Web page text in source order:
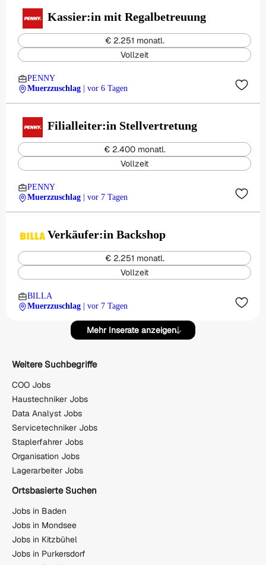
Kassier:in mit Regalbetreuung
€ 2.251 monatl.
Vollzeit
PENNY
Muerzzuschlag
| vor 6 Tagen
Filialleiter:in Stellvertretung
€ 2.400 monatl.
Vollzeit
PENNY
Muerzzuschlag
| vor 7 Tagen
Verkäufer:in Backshop
€ 2.251 monatl.
Vollzeit
BILLA
Muerzzuschlag
| vor 7 Tagen
Mehr Inserate anzeigen
Weitere Suchbegriffe
COO Jobs
Haustechniker Jobs
Data Analyst Jobs
Servicetechniker Jobs
Staplerfahrer Jobs
Organisation Jobs
Lagerarbeiter Jobs
Ortsbasierte Suchen
Jobs in Baden
Jobs in Mondsee
Jobs in Kitzbühel
Jobs in Purkersdorf